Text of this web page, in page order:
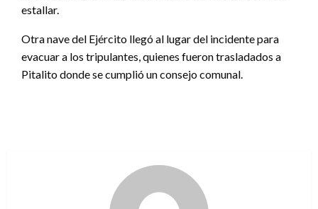
estallar.
Otra nave del Ejército llegó al lugar del incidente para
evacuar a los tripulantes, quienes fueron trasladados a
Pitalito donde se cumplió un consejo comunal.